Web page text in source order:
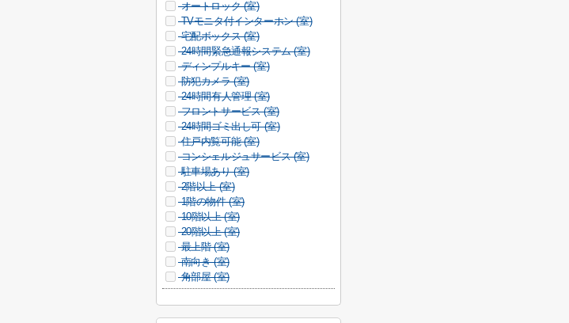
オートロック (室)
TVモニタ付インターホン (室)
宅配ボックス (室)
24時間緊急通報システム (室)
ディンプルキー (室)
防犯カメラ (室)
24時間有人管理 (室)
フロントサービス (室)
24時間ゴミ出し可 (室)
住戸内覧可能 (室)
コンシェルジュサービス (室)
駐車場あり (室)
2階以上 (室)
1階の物件 (室)
10階以上 (室)
20階以上 (室)
最上階 (室)
南向き (室)
角部屋 (室)